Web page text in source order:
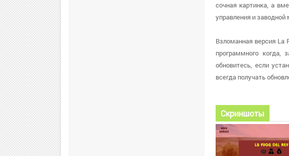
сочная картинка, а
управления и
Взломанная версия La
программного когда,
обновитесь, если
всегда получать
Скриншоты